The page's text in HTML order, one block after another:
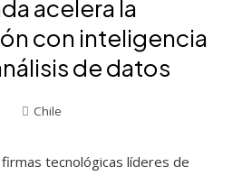
acelera la
con inteligencia
de datos
Chile
firmas tecnológicas líderes de